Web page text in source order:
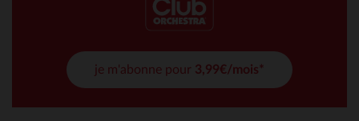
je m'abonne pour 3,99€/mois*